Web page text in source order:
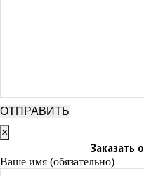
×
Заказать
Ваше имя (обязательно)